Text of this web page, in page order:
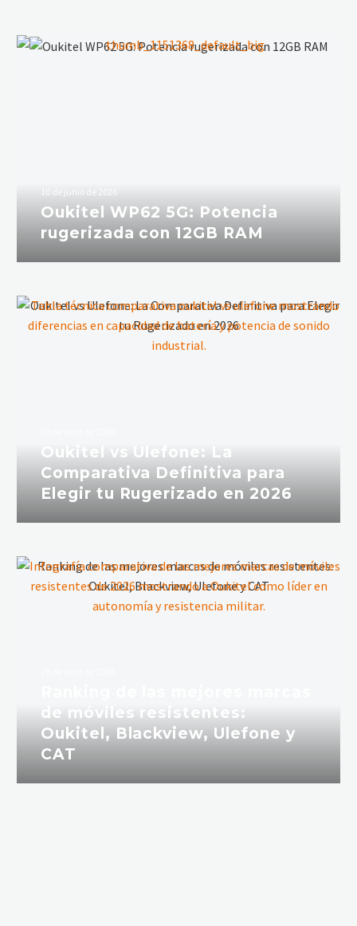
10 de junio de 2026
Oukitel WP62 5G: Potencia
rugerizada con 12GB RAM
Oukitel vs Ulefone: La
Comparativa Definitiva para
Elegir tu Rugerizado en 2026
de móviles resistentes:
Oukitel, Blackview, Ulefone y
CAT